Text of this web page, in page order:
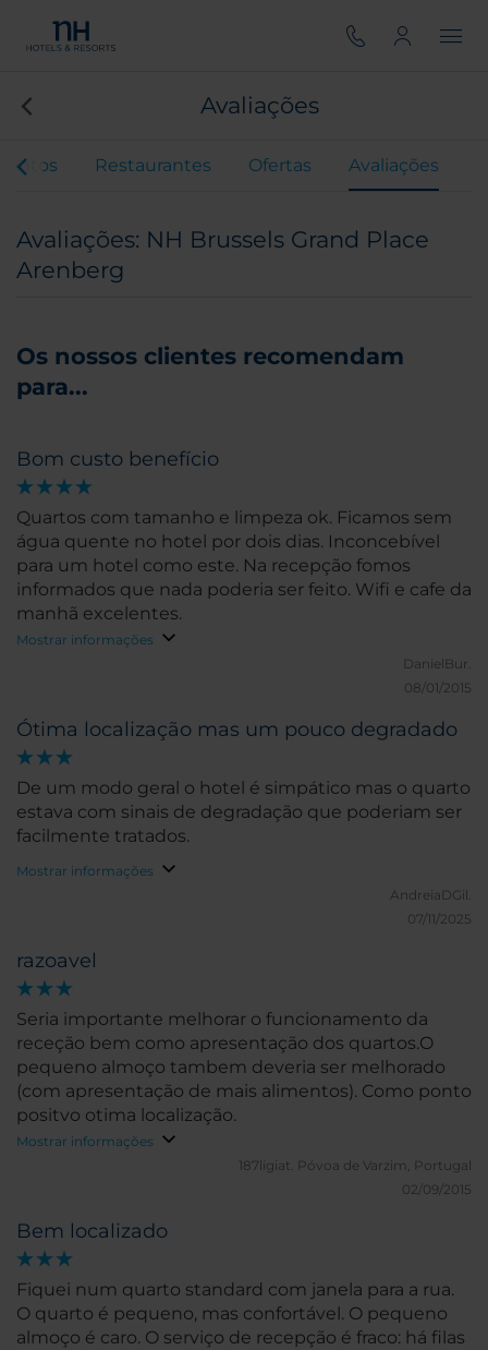
Avaliações
Restaurantes Ofertas Avaliações
Avaliações: NH Brussels Grand Place
Arenberg
Os nossos clientes recomendam
para...
Bom custo benefício
Quartos com tamanho e limpeza ok. Ficamos sem
água quente no hotel por dois dias. Inconcebível
para um hotel como este. Na recepção fomos
informados que nada poderia ser feito. Wifi e cafe da
manhã excelentes.
Mostrar informações
DanielBur.
08/01/2015
Ótima localização mas um pouco degradado
De um modo geral o hotel é simpático mas o quarto
estava com sinais de degradação que poderiam ser
facilmente tratados.
Mostrar informações
AndreiaDGil.
07/11/2025
razoavel
Seria importante melhorar o funcionamento da
receção bem como apresentação dos quartos.O
pequeno almoço tambem deveria ser melhorado
(com apresentação de mais alimentos). Como ponto
positvo otima localização.
Mostrar informações
187ligiat.
Póvoa de Varzim, Portugal
02/09/2015
Bem localizado
Fiquei num quarto standard com janela para a rua.
O quarto é pequeno, mas confortável. O pequeno
almoço é caro. O serviço de recepção é fraco: há filas